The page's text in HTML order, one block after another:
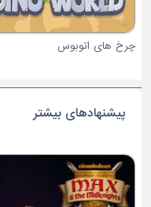
آهنگ ماشین آتش نشانی
پیشنهادهای بیشتر